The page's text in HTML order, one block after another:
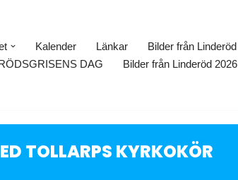
Kalender Länkar Bilder från Linderöd
DAG
Bilder från Linderöd 2026
TOLLARPS KYRKOKÖR